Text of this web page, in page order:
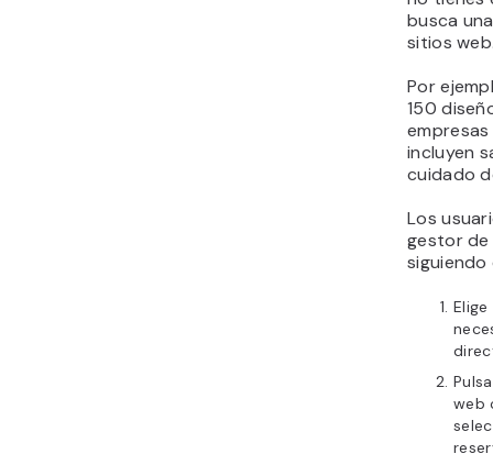
busca
sitios
Por
150
incluyen
cuidado
Los
gestor de
web